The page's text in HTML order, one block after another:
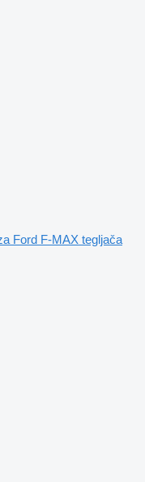
Ford F-MAX tegljača